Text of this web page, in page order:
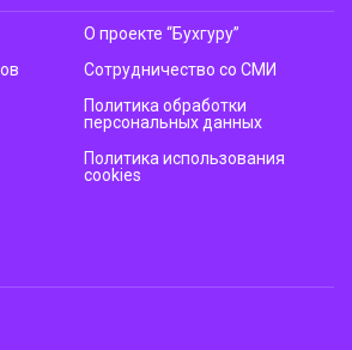
О проекте “Бухгуру”
Сотрудничество со СМИ
Политика обработки
персональных данных
Политика использования
cookies